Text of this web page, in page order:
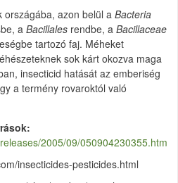
országába, azon belül a Bacteria
aBacillales rendbe, a Bacillaceae
tartozó faj. Méheket
sok kárt okozva maga
insecticid hatását az emberiség
a termény rovaroktól való
2005/09/050904230355.htm
insecticides-pesticides.html